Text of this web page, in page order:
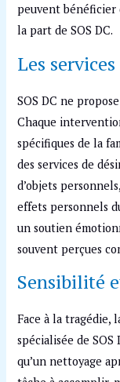
peuvent bénéficier
la part de SOS DC.
Les
SOS DC ne
Chaque
spécifiques de la
des services de
d’objets
effets personnels
un soutien
souvent perçues
Sensibilité
Face à la tragédie,
spécialisée de
qu’un nettoyage